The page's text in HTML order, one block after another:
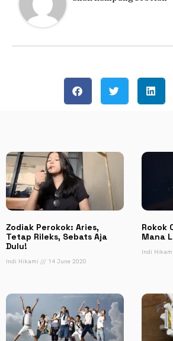
Zodiak Perokok: Aries,
Tetap Rileks, Sebats Aja
Dulu!
Indi Hikami 14 June 2020
Rokok
Mana
Indi Hikami